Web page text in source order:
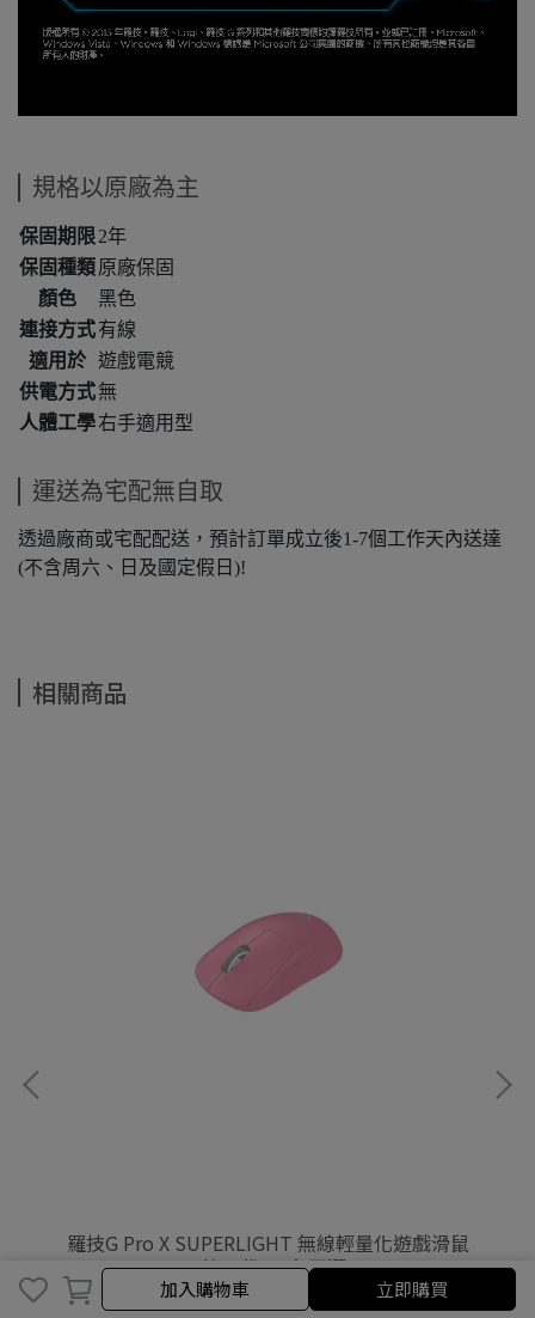
加入購物車 立即購買
規格以原廠為主
保固期限2年
保固種類原廠保固
顏色
黑色
連接方式有線
適用於 遊戲電競
供電方式無
人體工學右手適用型
運送為宅配無自取
透過廠商或宅配配送，預計訂單成立後1-7個工作天內送達
(不含周六、日及國定假日)!
相關商品
羅技G Pro X SUPERLIGHT 無線輕量化遊戲滑鼠
- 第二代，3色可選
NT$3,600